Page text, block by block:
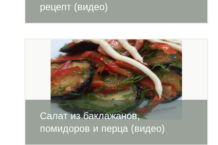
рецепт (видео)
Салат из баклажанов,
помидоров и перца (видео)